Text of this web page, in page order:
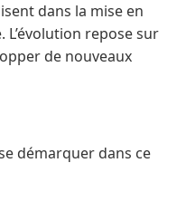
dans la mise en
repose sur
de nouveaux
démarquer dans ce